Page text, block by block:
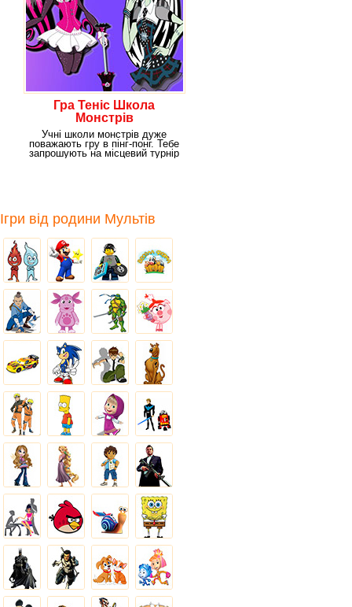
Гра Теніс Школа
Монстрів
Учні школи монстрів дуже
поважають гру в пінг-понг. Тебе
запрошують на місцевий турнір
Ігри від родини Мультів